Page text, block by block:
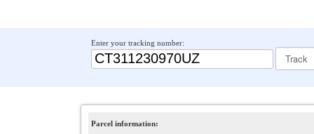
Enter your tracking number:
Parcel information: